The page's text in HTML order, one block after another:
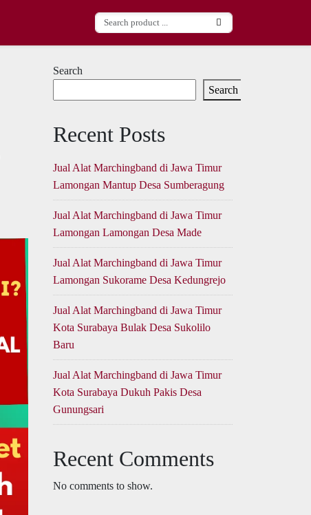
Search
Search
Recent Posts
Jual Alat Marchingband di Jawa Timur
Lamongan Mantup Desa Sumberagung
Jual Alat Marchingband di Jawa Timur
Lamongan Lamongan Desa Made
Jual Alat Marchingband di Jawa Timur
Lamongan Sukorame Desa Kedungrejo
Jual Alat Marchingband di Jawa Timur
Kota Surabaya Bulak Desa Sukolilo
Baru
Jual Alat Marchingband di Jawa Timur
Kota Surabaya Dukuh Pakis Desa
Gunungsari
Recent Comments
No comments to show.